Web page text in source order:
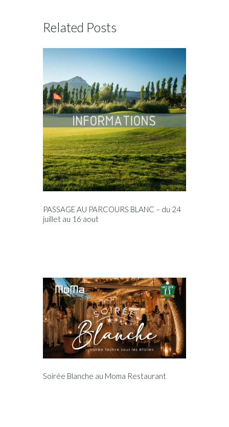
Related Posts
PASSAGE AU PARCOURS BLANC – du 24
juillet au 16 aout
Soirée Blanche au Moma Restaurant